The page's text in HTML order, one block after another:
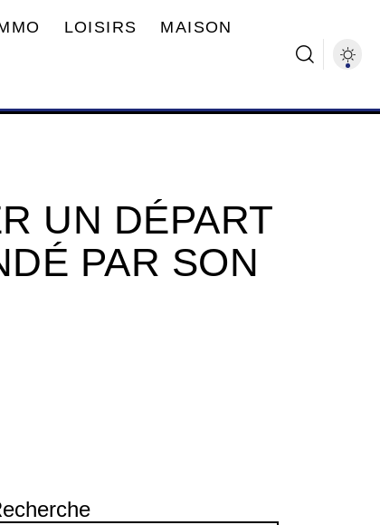
LOISIRS MAISON
UN DÉPART
PAR SON